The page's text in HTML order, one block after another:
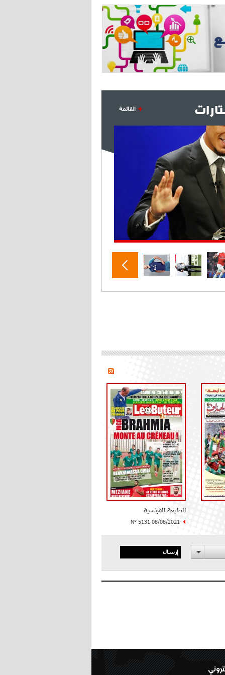
البياسجي عرض على مبابي راتبا خياليا
14:42
- 2021/07/27
أوهارا: "محرز، فودن ودي بروين..
ثلاثي من نار"
18:10
- 2021/07/25
وقدوم الإيطالي يقترب
القائمة
الطبعة الفرنسية
N° 5131 08/08/2021
إرسال